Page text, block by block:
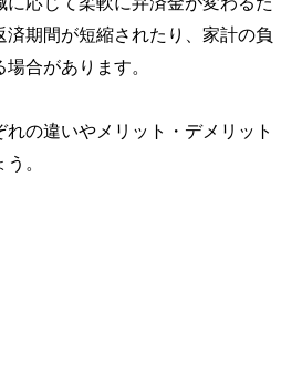
期間が短縮されたり、家計の負
合があります。
の違いやメリット・デメリット
。